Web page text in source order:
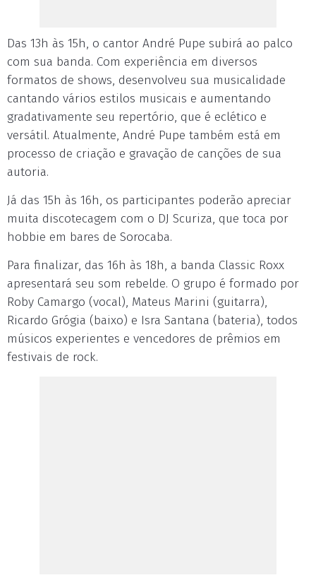
Das 13h às 15h, o cantor André Pupe subirá ao palco
com sua banda. Com experiência em diversos
formatos de shows, desenvolveu sua musicalidade
cantando vários estilos musicais e aumentando
gradativamente seu repertório, que é eclético e
versátil. Atualmente, André Pupe também está em
processo de criação e gravação de canções de sua
autoria.
Já das 15h às 16h, os participantes poderão apreciar
muita discotecagem com o DJ Scuriza, que toca por
hobbie em bares de Sorocaba.
Para finalizar, das 16h às 18h, a banda Classic Roxx
apresentará seu som rebelde. O grupo é formado por
Roby Camargo (vocal), Mateus Marini (guitarra),
Ricardo Grógia (baixo) e Isra Santana (bateria), todos
músicos experientes e vencedores de prêmios em
festivais de rock.